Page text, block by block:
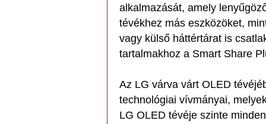
alkalmazását, amely
tévékhez más eszközöket,
vagy külső háttértárat is
tartalmakhoz a Smart Share
Az LG várva várt OLED
technológiai vívmányai,
LG OLED tévéje szinte